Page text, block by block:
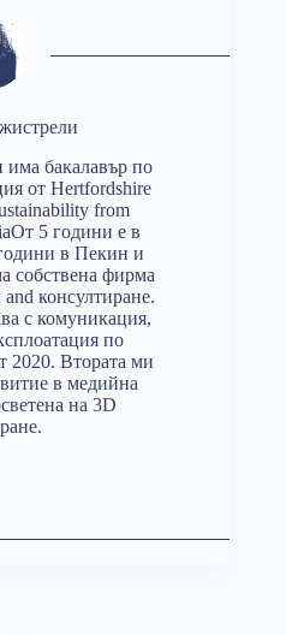
бакалавър по
от Hertfordshire
from
5 години е в
в Пекин и
собствена фирма
and консултиране.
с комуникация,
по
2020. Втората ми
в медийна
на 3D